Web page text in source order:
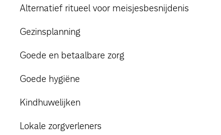
Alternatief ritueel voor meisjesbesnijdenis
Gezinsplanning
Goede en betaalbare zorg
Goede hygiëne
Kindhuwelijken
Lokale zorgverleners